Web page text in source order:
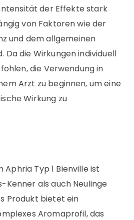
der Effekte stark
von Faktoren wie der
und dem allgemeinen
Da die Wirkungen individuell
die Verwendung in
Arzt zu beginnen, um eine
Wirkung zu
Typ 1 Bienville ist
Kenner als auch Neulinge
Produkt bietet ein
Aromaprofil, das